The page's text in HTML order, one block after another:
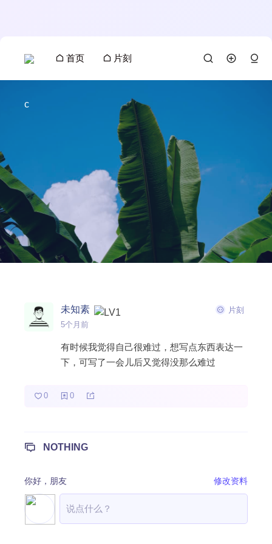
首页 片刻
生活 音乐 微博
c
未知素
片刻
5个月前
有时候我觉得自己很难过，想写点东西表达一
下，可写了一会儿后又觉得没那么难过
0 0
NOTHING
你好， 朋友 修改资料